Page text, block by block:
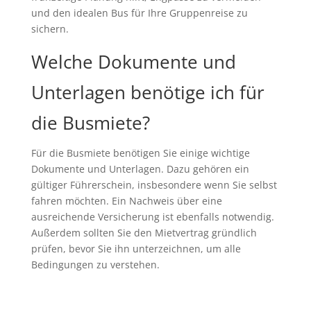
und den idealen Bus für Ihre Gruppenreise zu
sichern.
Welche Dokumente und
Unterlagen benötige ich für
die Busmiete?
Für die Busmiete benötigen Sie einige wichtige
Dokumente und Unterlagen. Dazu gehören ein
gültiger Führerschein, insbesondere wenn Sie selbst
fahren möchten. Ein Nachweis über eine
ausreichende Versicherung ist ebenfalls notwendig.
Außerdem sollten Sie den Mietvertrag gründlich
prüfen, bevor Sie ihn unterzeichnen, um alle
Bedingungen zu verstehen.